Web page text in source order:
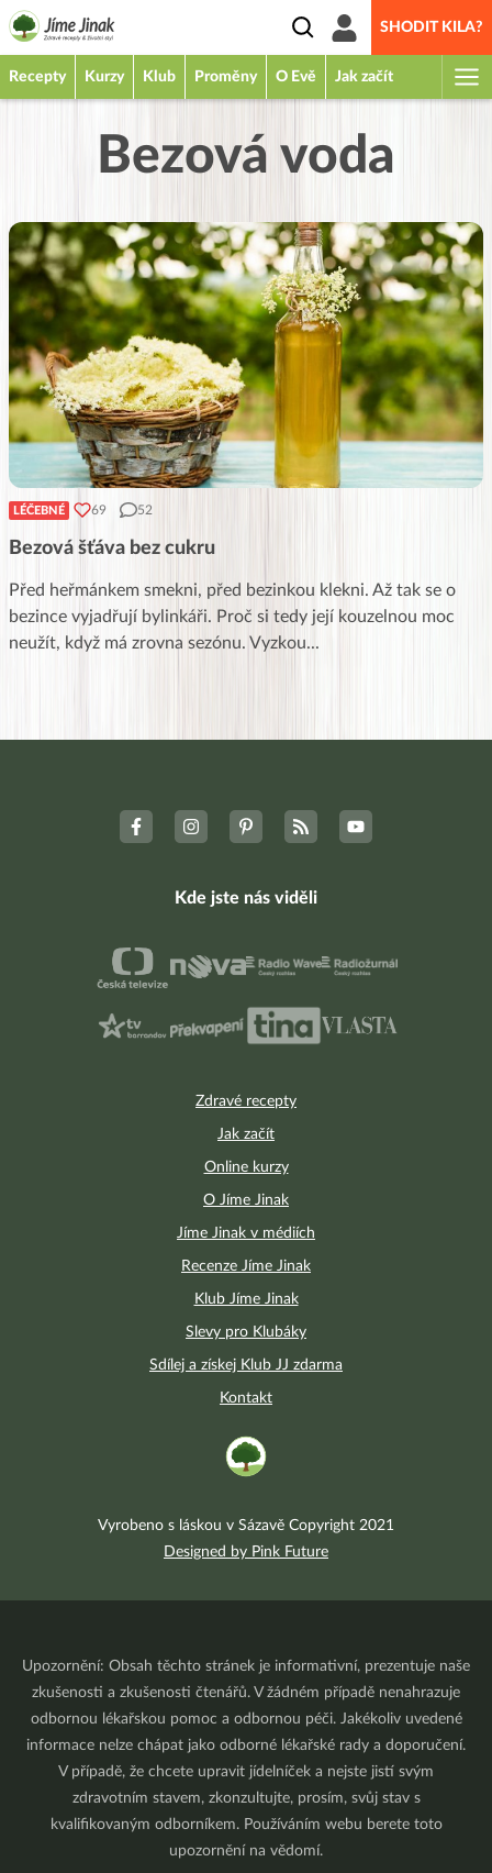
SHODIT KILA?
Recepty Kurzy Klub Proměny O Evě Jak začít
Bezová voda
LÉČEBNÉ 69 52
Bezová šťáva bez cukru
Před heřmánkem smekni, před bezinkou klekni. Až tak se o
bezince vyjadřují bylinkáři. Proč si tedy její kouzelnou moc
neužít, když má zrovna sezónu. Vyzkou...
Zdravé recepty
Jak začít
Online kurzy
O Jíme Jinak
Jíme Jinak v médiích
Recenze Jíme Jinak
Klub Jíme Jinak
Slevy pro Klubáky
Sdílej a získej Klub JJ zdarma
Kontakt
Kde jste nás viděli
Vyrobeno s láskou v Sázavě Copyright 2021
Designed by Pink Future
Upozornění: Obsah těchto stránek je informativní, prezentuje naše
zkušenosti a zkušenosti čtenářů. V žádném případě nenahrazuje
odbornou lékařskou pomoc a odbornou péči. Jakékoliv uvedené
informace nelze chápat jako odborné lékařské rady a doporučení.
V případě, že chcete upravit jídelníček a nejste jistí svým
zdravotním stavem, zkonzultujte, prosím, svůj stav s
kvalifikovaným odborníkem. Používáním webu berete toto
upozornění na vědomí.